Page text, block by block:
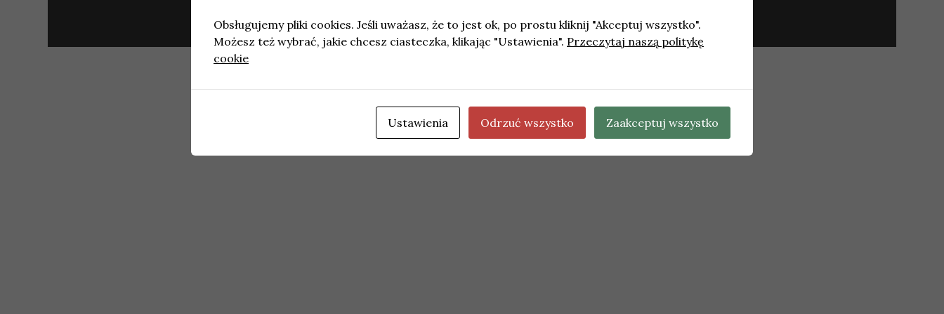
Obsługujemy pliki cookies. Jeśli uważasz, że to jest ok, po prostu kliknij "Akceptuj wszystko".
Możesz też wybrać, jakie chcesz ciasteczka, klikając "Ustawienia". Przeczytaj naszą politykę
cookie
Ustawienia Odrzuć wszystko Zaakceptuj wszystko